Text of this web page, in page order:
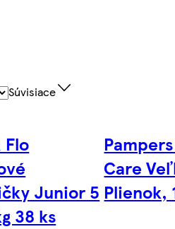
Súvisiace
Flo
Junior 5
38 ks
Care
Plienok,